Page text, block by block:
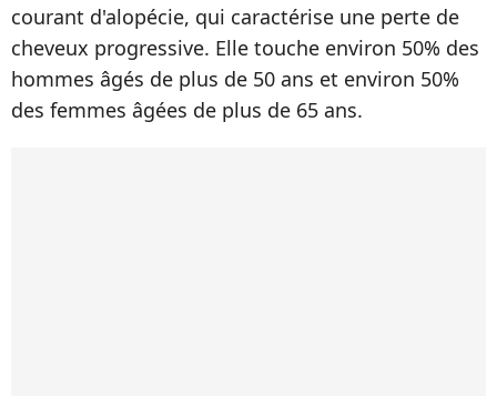
courant d'alopécie, qui caractérise une perte de
cheveux progressive. Elle touche environ 50% des
hommes âgés de plus de 50 ans et environ 50%
des femmes âgées de plus de 65 ans.